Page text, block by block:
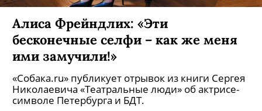
Алиса Фрейндлих: «Эти
бесконечные селфи – как же меня
ими замучили!»
«Собака.ru» публикует отрывок из книги Сергея
Николаевича «Театральные люди» об актрисе-
символе Петербурга и БДТ.